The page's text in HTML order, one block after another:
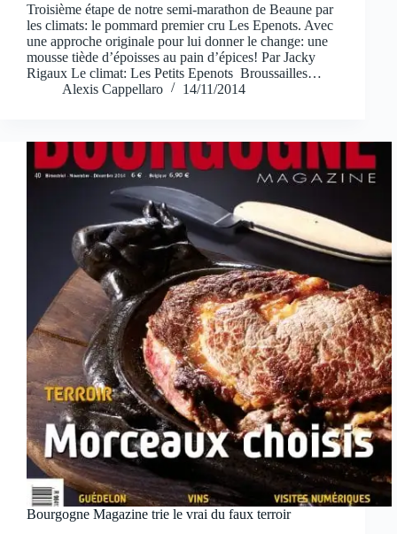
Troisième étape de notre semi-marathon de Beaune par
les climats: le pommard premier cru Les Epenots. Avec
une approche originale pour lui donner le change: une
mousse tiède d’époisses au pain d’épices! Par Jacky
Rigaux Le climat: Les Petits Epenots Broussailles…
Alexis Cappellaro
14/11/2014
Bourgogne Magazine trie le vrai du faux terroir